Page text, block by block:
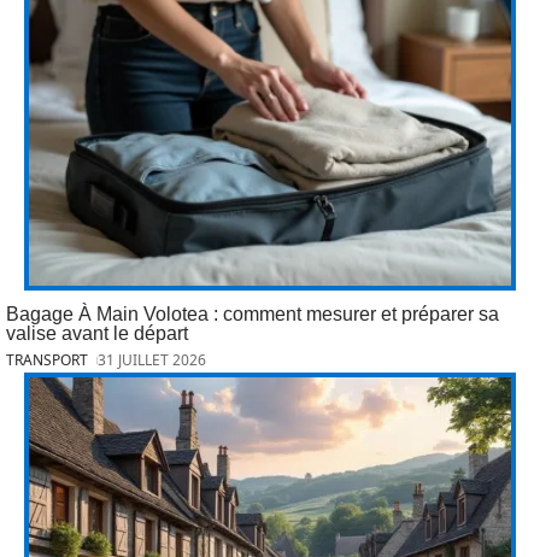
Bagage À Main Volotea : comment mesurer et préparer sa
valise avant le départ
TRANSPORT 31 JUILLET 2026